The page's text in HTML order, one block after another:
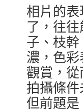
相片的
了，往
子、枝
濃，色
觀賞，
拍攝條
但前題